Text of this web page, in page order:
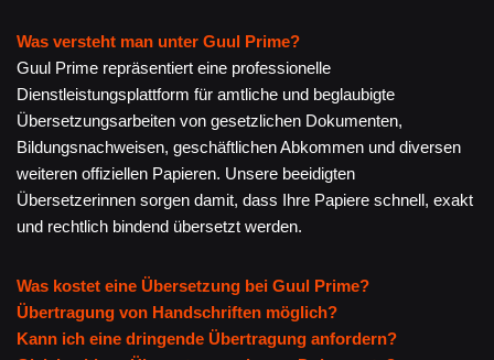
Was versteht man unter Guul Prime?
Guul Prime repräsentiert eine professionelle
Dienstleistungsplattform für amtliche und beglaubigte
Übersetzungsarbeiten von gesetzlichen Dokumenten,
Bildungsnachweisen, geschäftlichen Abkommen und diversen
weiteren offiziellen Papieren. Unsere beeidigten
Übersetzerinnen sorgen damit, dass Ihre Papiere schnell, exakt
und rechtlich bindend übersetzt werden.
Was kostet eine Übersetzung bei Guul Prime?
Übertragung von Handschriften möglich?
Kann ich eine dringende Übertragung anfordern?